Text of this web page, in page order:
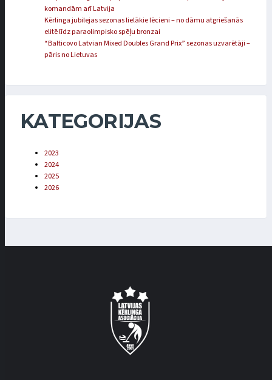
komandām arī Latvija
Kērlinga jubilejas sezonas lielākie lēcieni – no dāmu atgriešanās
elitē līdz paraolimpisko spēļu bronzai
“Balticovo Latvian Mixed Doubles Grand Prix” sezonas uzvarētāji –
pāris no Lietuvas
KATEGORIJAS
2023
2024
2025
2026